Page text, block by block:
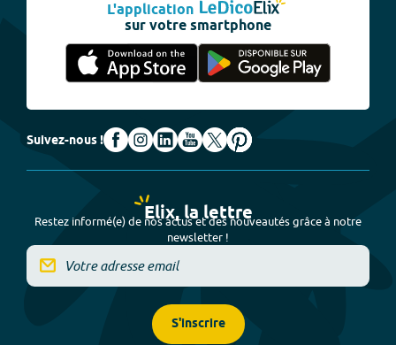
L'application
sur votre smartphone
Suivez-nous !
Elix, la lettre
Restez informé(e) de nos actus et des nouveautés grâce à notre
newsletter !
S'inscrire